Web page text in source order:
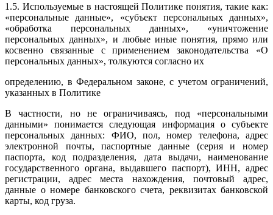
1.5. Используемые в настоящей Политике понятия, такие как:
«персональные данные», «субъект персональных данных»,
«обработка персональных данных», «уничтожение
персональных данных», и любые иные понятия, прямо или
косвенно связанные с применением законодательства «О
персональных данных», толкуются согласно их
определению, в Федеральном законе, с учетом ограничений,
указанных в Политике
В частности, но не ограничиваясь, под «персональными
данными» понимается следующая информация о субъекте
персональных данных: ФИО, пол, номер телефона, адрес
электронной почты, паспортные данные (серия и номер
паспорта, код подразделения, дата выдачи, наименование
государственного органа, выдавшего паспорт), ИНН, адрес
регистрации, адрес места нахождения, почтовый адрес,
данные о номере банковского счета, реквизитах банковской
карты, код груза.